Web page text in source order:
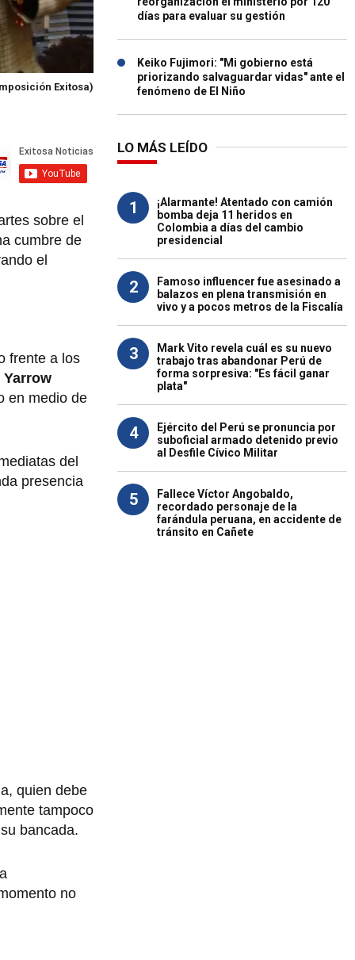
Exitosa)
sobre el
cumbre de
el
frente a los
Yarrow
en medio de
del
presencia
quien debe
tampoco
bancada.
no
días para evaluar su gestión
Keiko Fujimori: "Mi gobierno está
priorizando salvaguardar vidas" ante el
fenómeno de El Niño
LO MÁS LEÍDO
1
¡Alarmante! Atentado con camión
bomba deja 11 heridos en
Colombia a días del cambio
presidencial
2
Famoso influencer fue asesinado a
balazos en plena transmisión en
vivo y a pocos metros de la Fiscalía
3
Mark Vito revela cuál es su nuevo
trabajo tras abandonar Perú de
forma sorpresiva: "Es fácil ganar
plata"
4
Ejército del Perú se pronuncia por
suboficial armado detenido previo
al Desfile Cívico Militar
5
Fallece Víctor Angobaldo,
recordado personaje de la
farándula peruana, en accidente de
tránsito en Cañete